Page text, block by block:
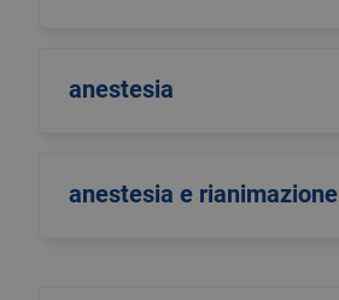
anestesia
anestesia e rianimazione